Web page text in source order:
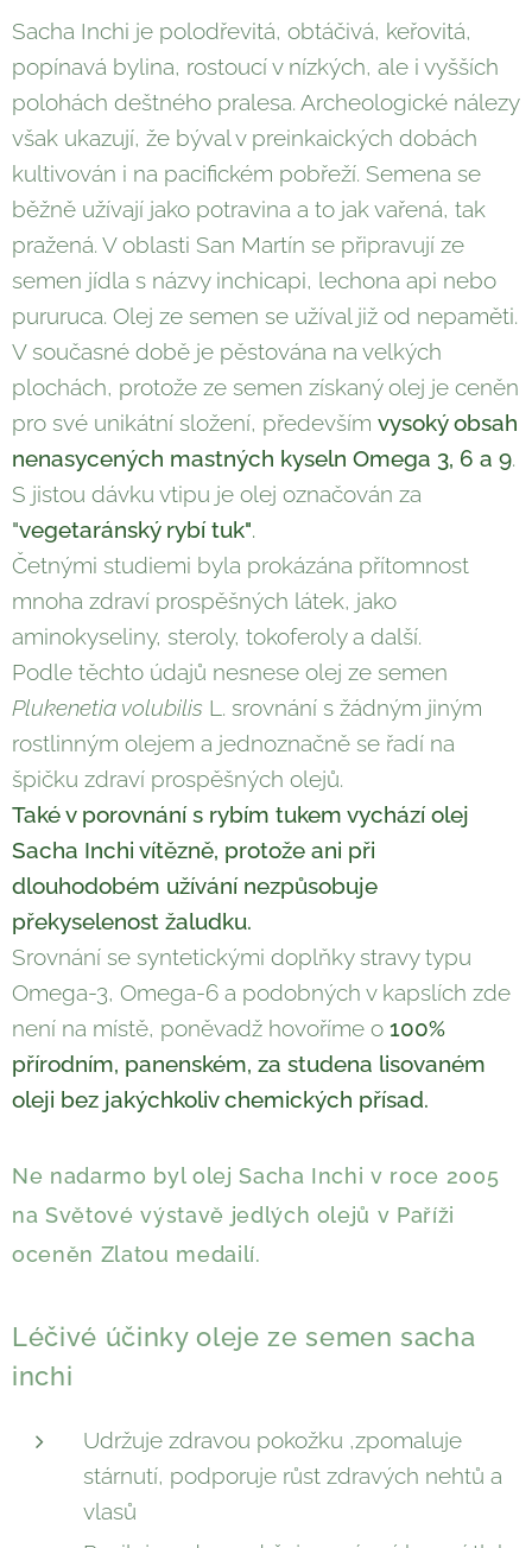
Sacha Inchi je polodřevitá, obtáčivá, keřovitá,
popínavá bylina, rostoucí v nízkých, ale i vyšších
polohách deštného pralesa. Archeologické nálezy
však ukazují, že býval v preinkaických dobách
kultivován i na pacifickém pobřeží. Semena se
běžně užívají jako potravina a to jak vařená, tak
pražená. V oblasti San Martín se připravují ze
semen jídla s názvy inchicapi, lechona api nebo
pururuca. Olej ze semen se užíval již od nepaměti.
V současné době je pěstována na velkých
plochách, protože ze semen získaný olej je ceněn
pro své unikátní složení, především vysoký obsah
nenasycených mastných kyseln Omega 3, 6 a 9.
S jistou dávku vtipu je olej označován za
"vegetaránský rybí tuk".
Četnými studiemi byla prokázána přítomnost
mnoha zdraví prospěšných látek, jako
aminokyseliny, steroly, tokoferoly a další.
Podle těchto údajů nesnese olej ze semen
Plukenetia volubilis L. srovnání s žádným jiným
rostlinným olejem a jednoznačně se řadí na
špičku zdraví prospěšných olejů.
Také v porovnání s rybím tukem vychází olej
Sacha Inchi vítězně, protože ani při
dlouhodobém užívání nezpůsobuje
překyselenost žaludku.
Srovnání se syntetickými doplňky stravy typu
Omega-3, Omega-6 a podobných v kapslích zde
není na místě, poněvadž hovoříme o 100%
přírodním, panenském, za studena lisovaném
oleji bez jakýchkoliv chemických přísad.
Ne nadarmo byl olej Sacha Inchi v roce 2005
na Světové výstavě jedlých olejů v Paříži
oceněn Zlatou medailí.
Léčivé účinky oleje ze semen sacha
inchi
Udržuje zdravou pokožku ,zpomaluje
stárnutí, podporuje růst zdravých nehtů a
vlasů